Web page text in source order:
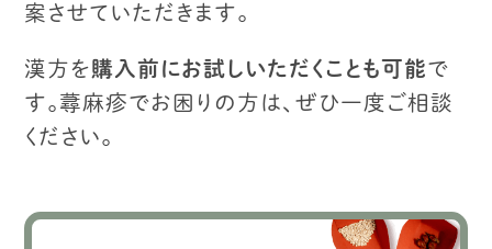
案させていただきます。
漢方を購入前にお試しいただくことも可能で
す。 蕁麻疹でお困りの方は、ぜひ一度ご相談
ください。